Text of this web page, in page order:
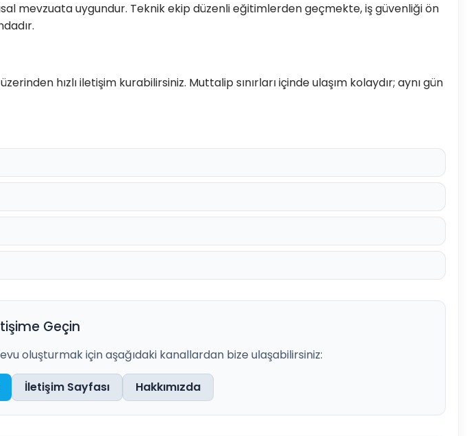
mevzuata uygundur. Teknik ekip düzenli eğitimlerden geçmekte, iş güvenliği ön
hızlı iletişim kurabilirsiniz. Muttalip sınırları içinde ulaşım kolaydır; aynı gün
Geçin
oluşturmak için aşağıdaki kanallardan bize ulaşabilirsiniz:
İletişim Sayfası Hakkımızda